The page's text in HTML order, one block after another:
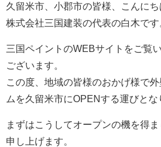
久留米市、小郡市の皆様、こんにち
株式会社三国建装の代表の白木です
三国ペイントのWEBサイトをご覧
ございます。
この度、地域の皆様のおかげ様で
ムを久留米市にOPENする運びとな
まずはこうしてオープンの機を得
申し上げます。